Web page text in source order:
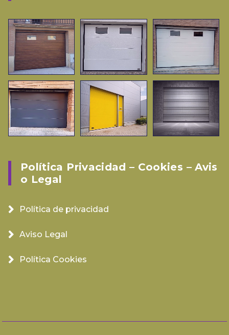
Política Privacidad – Cookies – Avis
O Legal
Política de privacidad
Aviso Legal
Política Cookies